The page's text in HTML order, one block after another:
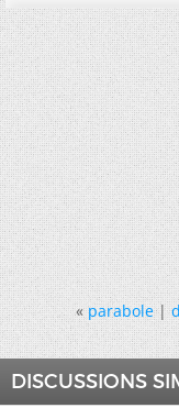
« parabole|
DISCUSSIONS